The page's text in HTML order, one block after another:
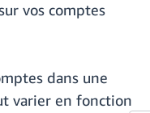
vos comptes
dans une
varier en fonction